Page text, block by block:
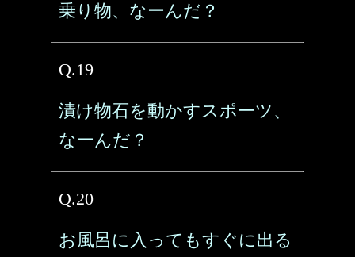
乗り物、なーんだ？
Q.19
漬け物石を動かすスポーツ、
なーんだ？
Q.20
お風呂に入ってもすぐに出る